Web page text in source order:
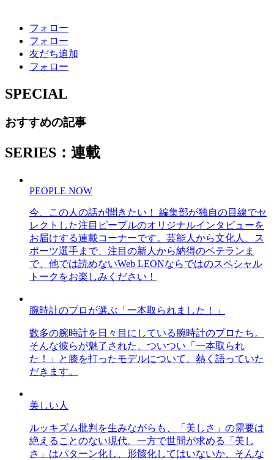
フォロー
フォロー
友だち追加
フォロー
SPECIAL
おすすめの記事
SERIES：連載
PEOPLE NOW
今、この人の話が聞きたい！ 編集部が独自の目線でセ
レクトした注目ピープルのオリジナルインタビューを
お届けする連載コーナーです。芸能人から文化人、ス
ポーツ選手まで、注目の新人から納得のベテランま
で、他では読めないWeb LEONならではのスペシャル
トークをお楽しみください！
腕時計のプロが選ぶ「一本取られました！」
数多の腕時計を日々目にしている腕時計のプロたち。
そんな彼らが魅了された、ついつい「一本取られ
た！」と膝を打ったモデルについて、熱く語っていた
だきます。
美しい人
ルッキズム批判を生みながらも、「美しさ」の需要は
絶えることのない現代。一方で世間が求める「美し
さ」はパターン化し、形骸化してはいないか、そんな